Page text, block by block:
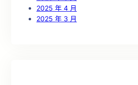
2025 年 4 月
2025 年 3 月